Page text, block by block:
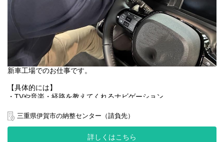
新車工場でのお仕事です。
【具体的には】
・TVや音楽・経路を教えてくれるナビゲーション
・高速に乗る際使用する自動料金支払いシステム
・危険を察知してくれるコーナーセンサー等
三重県伊賀市の納整センター（請負先）
詳しくはこちら